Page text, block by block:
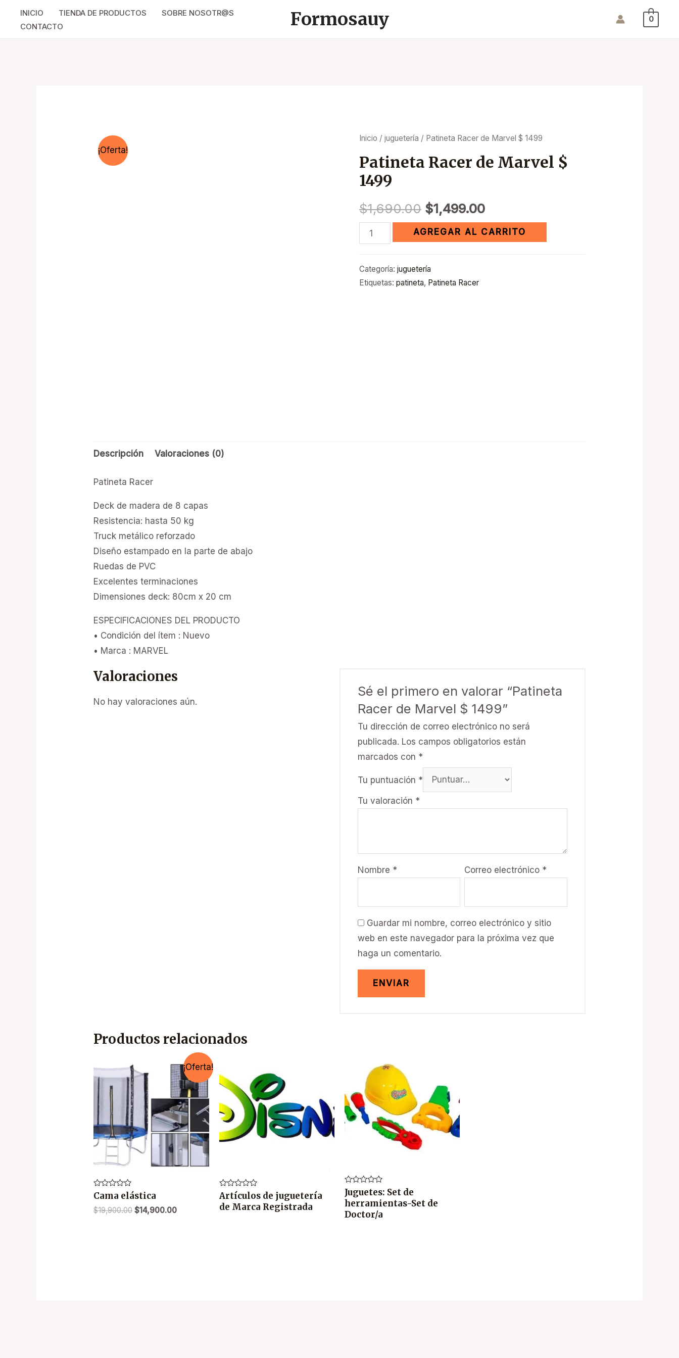
INICIO TIENDA DE PRODUCTOS
SOBRE NOSOTR@S
CONTACTO
Formosauy 0
¡Oferta!
Inicio / juguetería / Patineta Racer de Marvel $ 1499
Patineta Racer de Marvel $
1499
$1,690.00 $1,499.00
AGREGAR AL CARRITO
Categoría: juguetería
Etiquetas: patineta, Patineta Racer
Descripción Valoraciones (0)
Patineta Racer
Deck de madera de 8 capas
Resistencia: hasta 50 kg
Truck metálico reforzado
Diseño estampado en la parte de abajo
Ruedas de PVC
Excelentes terminaciones
Dimensiones deck: 80cm x 20 cm
ESPECIFICACIONES DEL PRODUCTO
• Condición del ítem : Nuevo
• Marca : MARVEL
Valoraciones
No hay valoraciones aún.
Sé el primero en valorar “Patineta
Racer de Marvel $ 1499”
Tu dirección de correo electrónico no será
publicada. Los campos obligatorios están
marcados con *
Tu puntuación *
Tu valoración *
Nombre * Correo electrónico *
Guardar mi nombre, correo electrónico y sitio
web en este navegador para la próxima vez que
haga un comentario.
Productos relacionados
¡Oferta!
Valorado
en
0
de
Cama elástica
$19,900.00 $14,900.00
Valorado
en
0
Artículos de juguetería
de Marca Registrada
Valorado
en
0
de
5
Juguetes: Set de
herramientas-Set de
Doctor/a